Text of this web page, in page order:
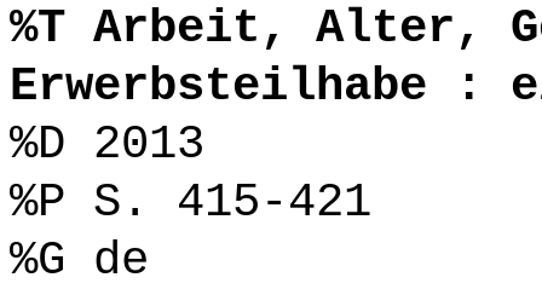
%T Arbeit, Alter,
Erwerbsteilhabe :
%D 2013
%P S. 415-421
%G de